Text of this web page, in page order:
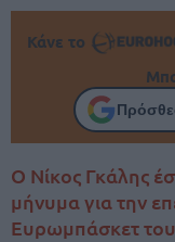
Κάνε το
Ο Νίκος Γκάλης
μήνυμα για την
Ευρωμπάσκετ